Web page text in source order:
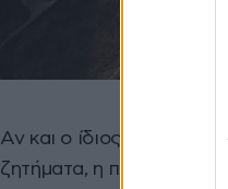
Αν και ο ίδιος δεν
ζητήματα, η παρουσία